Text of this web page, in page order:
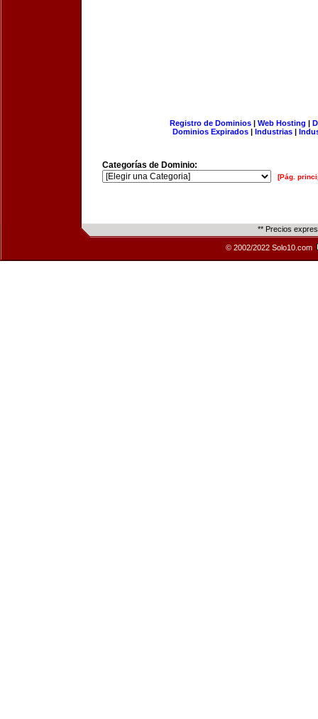
Registro de Dominios| Web Hosting |
Dominios Expirados | Industrias |
Categorías de Dominio:
[Pág.
** Precios
© 2002/2022 Solo10.com